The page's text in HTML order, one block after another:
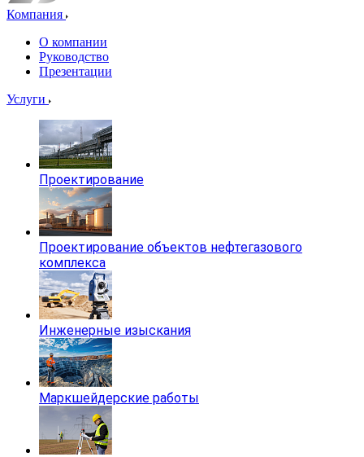
Компания
О компании
Руководство
Презентации
Услуги
Проектирование
Проектирование объектов нефтегазового
комплекса
Инженерные изыскания
Маркшейдерские работы